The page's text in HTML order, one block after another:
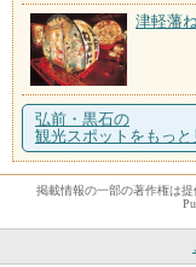
津軽藩
弘前・黒石の
観光スポットをもっと
掲載情報の一部の著作権は提